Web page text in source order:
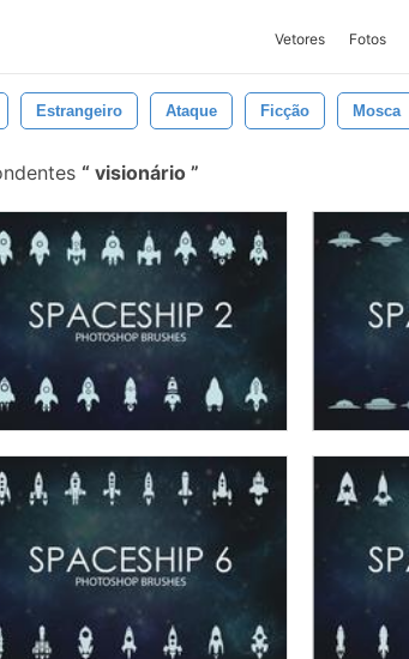
Vetores Fotos
Estrangeiro Ataque Ficção Mosca
visionário